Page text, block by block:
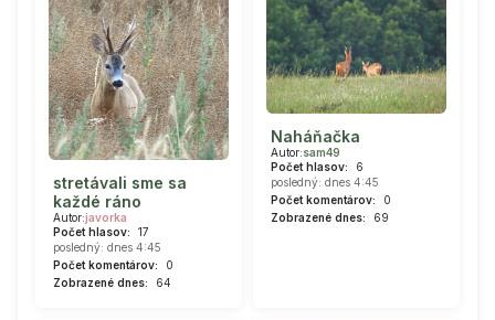
stretávali sme sa
každé ráno
Autor:javorka
Počet hlasov:
17
posledný: dnes 4:45
Počet komentárov:
0
Zobrazené dnes:
64
Naháňačka
Autor:sam49
Počet hlasov:
6
posledný: dnes 4:45
Počet komentárov:
0
Zobrazené dnes:
69